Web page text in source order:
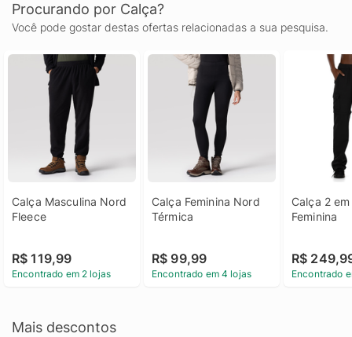
Procurando por Calça?
Você pode gostar destas ofertas relacionadas a sua pesquisa.
Calça Masculina Nord
Fleece
R$ 119,99
Encontrado em 2 lojas
Calça Feminina Nord
Térmica
R$ 99,99
Encontrado em 4 lojas
Calça 2
Feminina
R$
Encontrado
Mais descontos